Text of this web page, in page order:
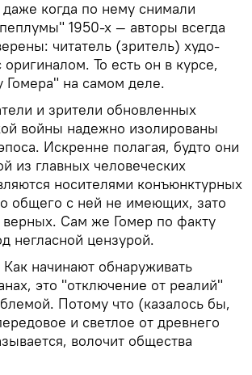
когда по нему снимали
1950-х — авторы всегда
читатель (зритель) худо-
То есть он в курсе,
Гомера" на самом деле.
и зрители обновленных
войны надежно изолированы
Искренне полагая, будто они
из главных человеческих
носителями конъюнктурных
общего с ней не имеющих, зато
верных. Сам же Гомер по факту
негласной цензурой.
начинают обнаруживать
это "отключение от реалий"
Потому что (казалось бы,
и светлое от древнего
волочит общества